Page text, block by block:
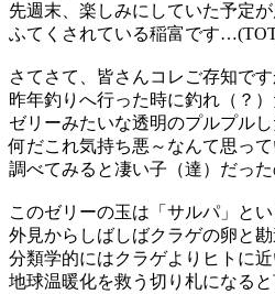
先週末、楽しみにしていた予定
ふてくされている稲富です
さてさて、皆さんコレご存知です
昨年釣りへ行った時に釣れ（？）
ゼリーみたいな透明のプルプルし
何だこれ気持ち悪～なんて思って
調べてみると凄い子（達）だった
このゼリーの玉は「サルパ」とい
外見からしばしばクラゲの卵と
分類学的にはクラゲよりヒトに近
地球温暖化を救う切り札になると